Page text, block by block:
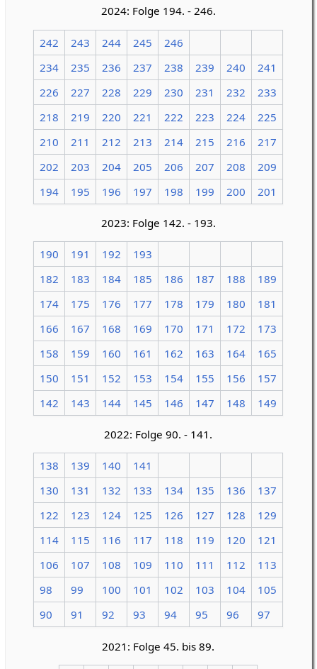
2024: Folge 194. - 246.
242 243 244 245
246
234
235 236 237 238 239 240
241
226
227 228 229 230 231 232
233
218
219 220 221 222 223 224
225
210
211 212 213 214 215 216
217
202
203 204 205 206 207 208
209
194
195 196 197 198 199 200 201
2023: Folge 142. - 193.
190 191 192
193
182
183 184 185 186 187 188
189
174
175 176 177 178 179 180
181
166
167 168 169 170 171 172
173
158
159 160 161 162 163 164
165
150
151 152 153 154 155 156
157
142
143 144 145 146 147 148 149
2022: Folge 90. - 141.
138 139 140
141
130
131 132 133 134 135 136
137
122
123 124 125 126 127 128
129
114
115 116 117 118 119 120
121
106
107 108 109 110 111 112
113
98
99 100 101 102 103 104
105
90
91 92 93 94 95 96 97
2021: Folge 45. bis 89.